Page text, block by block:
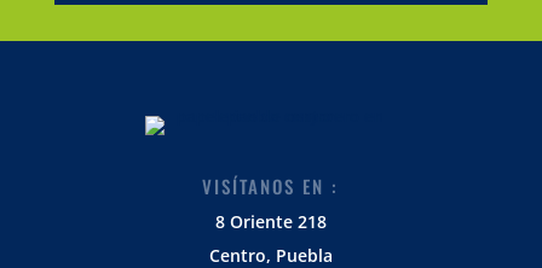
VISÍTANOS EN :
8 Oriente 218
Centro, Puebla